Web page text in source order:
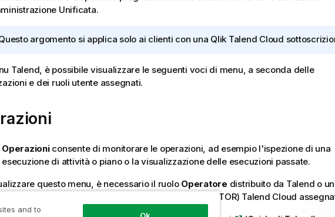
Unificata.
argomento si applica solo ai clienti con una Qlik Talend Cloud
Talend, è possibile visualizzare le seguenti voci di menu, a seconda delle
e dei ruoli utente assegnati.
Operazioniconsente di monitorare le operazioni, ad esempio l'ispezione di una
di attività o piano o la visualizzazione delle esecuzioni passate.
questo menu, è necessario il ruolo Operatore distribuito da Talend o
(TMC_OPERATOR) Talend Cloud
and to